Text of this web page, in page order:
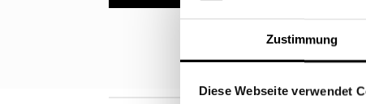
Zustimmung
Diese Webseite verwendet